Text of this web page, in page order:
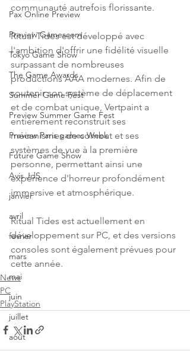
Pax Online Preview
Preview Gamescom
Tokyo Game Show
The Game Awards
Summer Game Fest
Preview Summer Game Fest
Preview Paris games Week
Future Game Show
Avis JdS
janvier
avril
fevrier
mars
mai
juin
juillet
aout
communauté autrefois florissante.
Ritual Tides est développé avec
l'ambition d'offrir une fidélité visuelle
surpassant de nombreuses
productions AAA modernes. Afin de
soutenir son système de déplacement
et de combat unique, Vertpaint a
entièrement reconstruit ses
mécanismes de combat et ses
systèmes de vue à la première
personne, permettant ainsi une
expérience d'horreur profondément
immersive et atmosphérique.
Ritual Tides est actuellement en
développement sur PC, et des versions
consoles sont également prévues pour
cette année.
News
PC
PlayStation